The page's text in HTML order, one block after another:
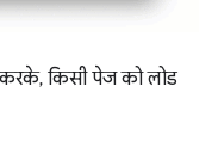
किसी पेज को लोड